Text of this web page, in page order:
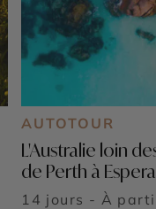
AUTOTOUR
L'Australie loin
de Perth à
14 jours - À